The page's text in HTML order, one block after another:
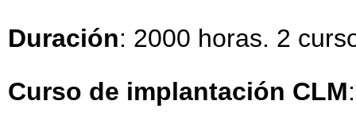
Duración: 2000 horas. 2
Curso de implantación CLM